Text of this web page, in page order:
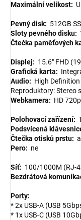
Maximální velikost:
Pevný disk: 512GB
Sloty pevného disku:
Čtečka paměťových
Displej: 15.6" FHD
Grafická karta:
Audio: High
Reproduktory: Stereo
Webkamera: HD
Polohovací zařízení:
Podsvícená
Čtečka otisků prstu:
Pero: ne
Síť: 100/1000M (RJ-
Bezdrátová
Porty:
* 2x USB-A (USB
* 1x USB-C (USB